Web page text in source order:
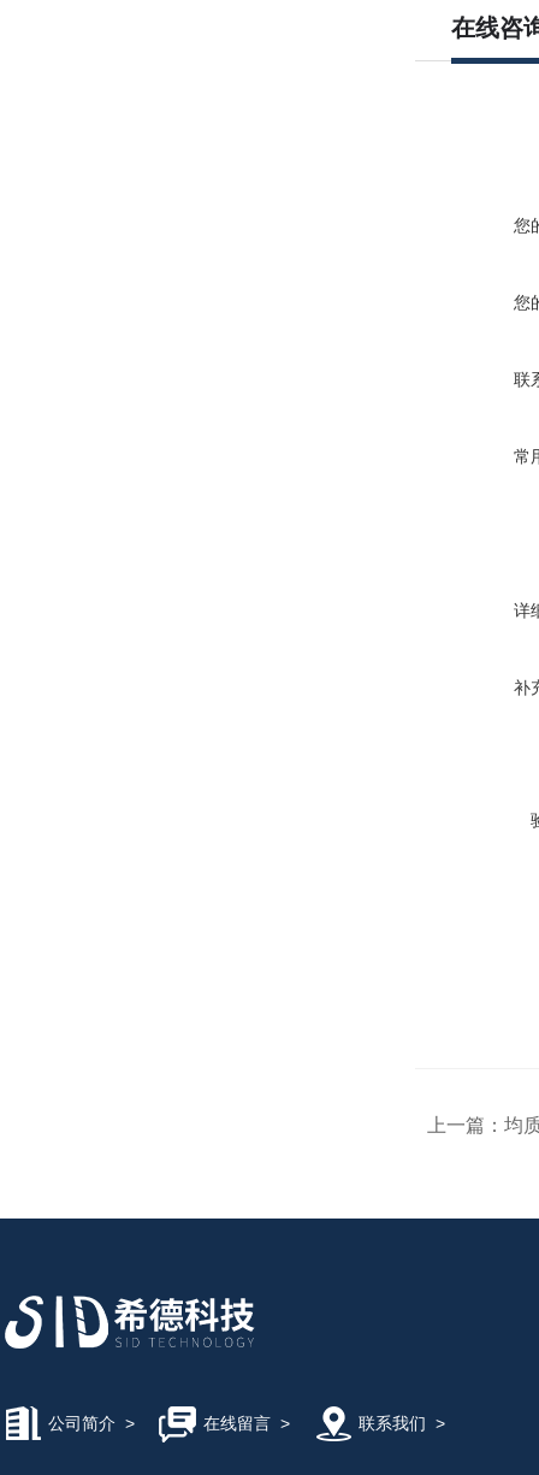
在线咨
您
您
联
常
详
补
上一篇： 均
公司简介 > 在线留言> 联系我们 >